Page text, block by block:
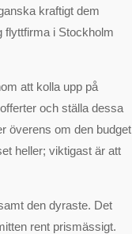
kraftigt dem
flyttfirma i Stockholm
att kolla upp på
och ställa dessa
överens om den budget
heller; viktigast är att
den dyraste. Det
rent prismässigt.